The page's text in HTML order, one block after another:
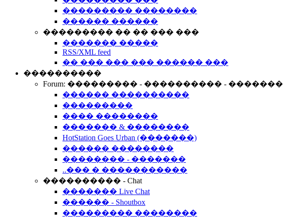
��������� ��������
������ ������
��������� �� �� ��� ���
������� �����
RSS/XML feed
�� ��� ��� ��� ������ ���
����������
Forum: ��������� - ���������� - �������
������ ����������
���������
���� ��������
������� & ��������
HotStation Goes Urban (�������)
������ ��������
�������� - �������
..��� � �����������
���������� - Chat
������� Live Chat
������ - Shoutbox
��������� ��������